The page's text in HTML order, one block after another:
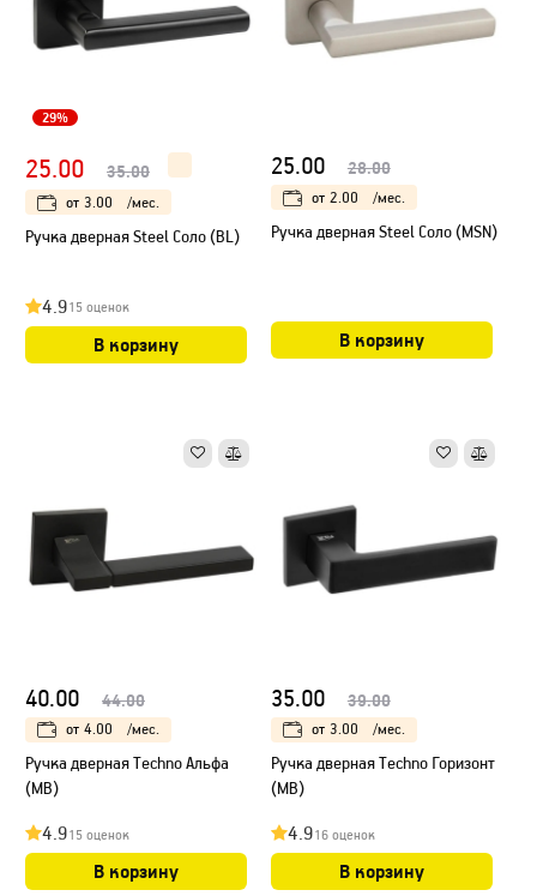
29%
25.00 35.00
от 3.00 /мес.
Ручка дверная Steel Соло (BL)
4.915 оценок
В корзину
25.00 28.00
от 2.00 /мес.
Ручка дверная Steel Соло (MSN)
В корзину
40.00 44.00
от 4.00 /мес.
Ручка дверная Techno Альфа
(МB)
4.915 оценок
В корзину
35.00 39.00
от 3.00 /мес.
Ручка дверная Techno Горизонт
(МB)
4.916 оценок
В корзину